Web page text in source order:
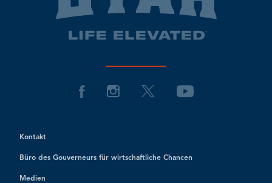
Kontakt
Büro des Gouverneurs für wirtschaftliche Chancen
Medien